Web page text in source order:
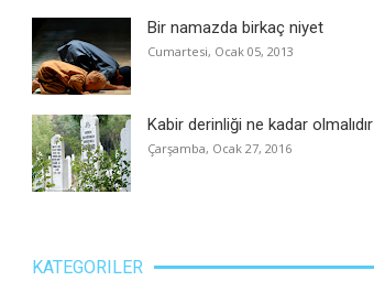
Bir namazda birkaç niyet
Cumartesi, Ocak 05, 2013
Kabir derinliği ne kadar olmalıdır
Çarşamba, Ocak 27, 2016
KATEGORILER